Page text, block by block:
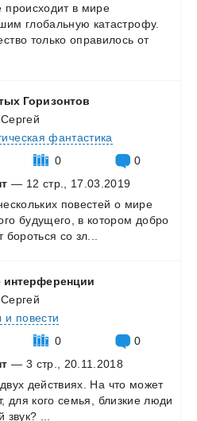
происходит в мире
глобальную катастрофу.
только оправилось от
Горизонтов
фантастика
0
0
— 12 стр., 17.03.2019
повестей о мире
будущего, в котором добро
бороться со зл...
интерференции
и повести
0
0
— 3 стр., 20.11.2018
двух действиях. На что может
для кого семья, близкие люди
звук?